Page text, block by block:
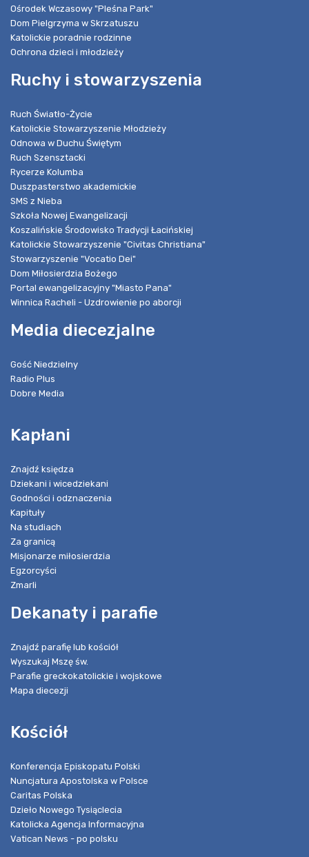
Ośrodek Wczasowy "Pleśna Park"
Dom Pielgrzyma w Skrzatuszu
Katolickie poradnie rodzinne
Ochrona dzieci i młodzieży
Ruchy i stowarzyszenia
Ruch Światło-Życie
Katolickie Stowarzyszenie Młodzieży
Odnowa w Duchu Świętym
Ruch Szensztacki
Rycerze Kolumba
Duszpasterstwo akademickie
SMS z Nieba
Szkoła Nowej Ewangelizacji
Koszalińskie Środowisko Tradycji Łacińskiej
Katolickie Stowarzyszenie "Civitas Christiana"
Stowarzyszenie "Vocatio Dei"
Dom Miłosierdzia Bożego
Portal ewangelizacyjny "Miasto Pana"
Winnica Racheli - Uzdrowienie po aborcji
Media diecezjalne
Gość Niedzielny
Radio Plus
Dobre Media
Kapłani
Znajdź księdza
Dziekani i wicedziekani
Godności i odznaczenia
Kapituły
Na studiach
Za granicą
Misjonarze miłosierdzia
Egzorcyści
Zmarli
Dekanaty i parafie
Znajdź parafię lub kościół
Wyszukaj Mszę św.
Parafie greckokatolickie i wojskowe
Mapa diecezji
Kościół
Konferencja Episkopatu Polski
Nuncjatura Apostolska w Polsce
Caritas Polska
Dzieło Nowego Tysiąclecia
Katolicka Agencja Informacyjna
Vatican News - po polsku